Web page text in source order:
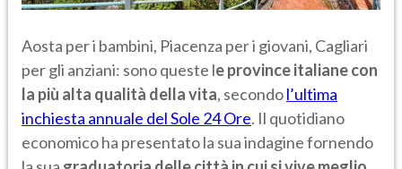
Aosta per i bambini, Piacenza per i giovani, Cagliari
per gli anziani: sono queste le province italiane con
la più alta qualità della vita, secondol’ultima
inchiesta annuale del Sole 24 Ore. Il quotidiano
economico ha presentato la sua indagine fornendo